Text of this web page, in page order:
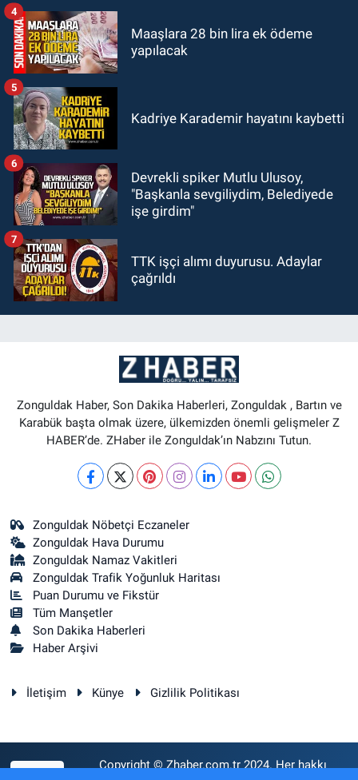
Maaşlara 28 bin lira ek ödeme
yapılacak
4
Kadriye Karademir hayatını kaybetti
5
Devrekli spiker Mutlu Ulusoy,
"Başkanla sevgiliydim, Belediyede
işe girdim"
6
TTK işçi alımı duyurusu. Adaylar
çağrıldı
7
Zonguldak Haber, Son Dakika Haberleri, Zonguldak , Bartın ve
Karabük başta olmak üzere, ülkemizden önemli gelişmeler Z
HABER’de. ZHaber ile Zonguldak’ın Nabzını Tutun.
Zonguldak Nöbetçi Eczaneler
Zonguldak Hava Durumu
Zonguldak Namaz Vakitleri
Zonguldak Trafik Yoğunluk Haritası
Puan Durumu ve Fikstür
Tüm Manşetler
Son Dakika Haberleri
Haber Arşivi
İletişim Künye Gizlilik Politikası
Copyright © Zhaber.com.tr 2024. Her hakkı